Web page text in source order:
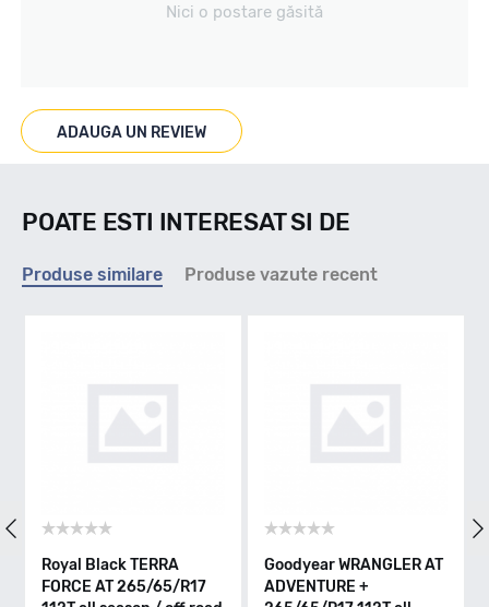
Marcat M+S
Indice viteza
Nici o postare găsită
ADAUGA UN REVIEW
POATE ESTI INTERESAT SI DE
Produse similare Produse vazute recent
Royal Black TERRA
FORCE AT 265/65/R17
Goodyear WRANGLER AT
ADVENTURE +